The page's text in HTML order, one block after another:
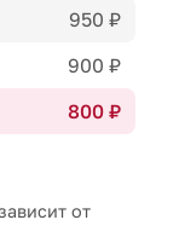
950 ₽
900 ₽
800 ₽
от